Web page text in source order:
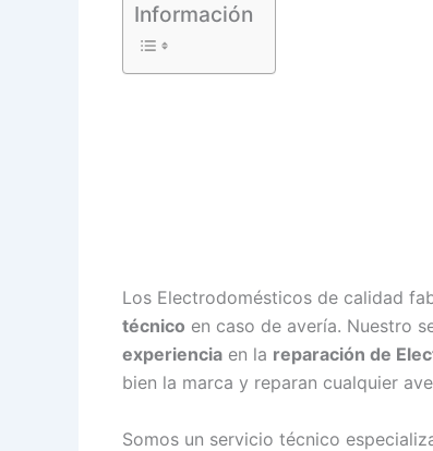
Información
Los Electrodomésticos de calidad
técnico en caso de avería. Nuestro
experiencia en la reparación de
bien la marca y reparan cualquier
Somos un servicio técnico